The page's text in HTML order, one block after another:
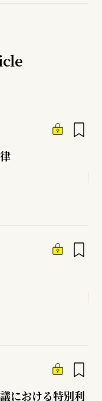
における特別利